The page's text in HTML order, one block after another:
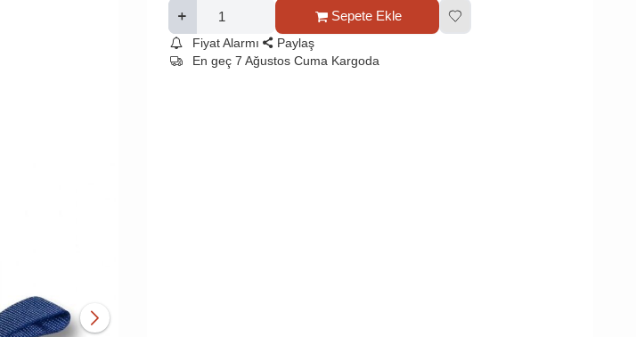
Sepete Ekle
Fiyat Alarmı
Paylaş
En geç 7 Ağustos Cuma Kargoda